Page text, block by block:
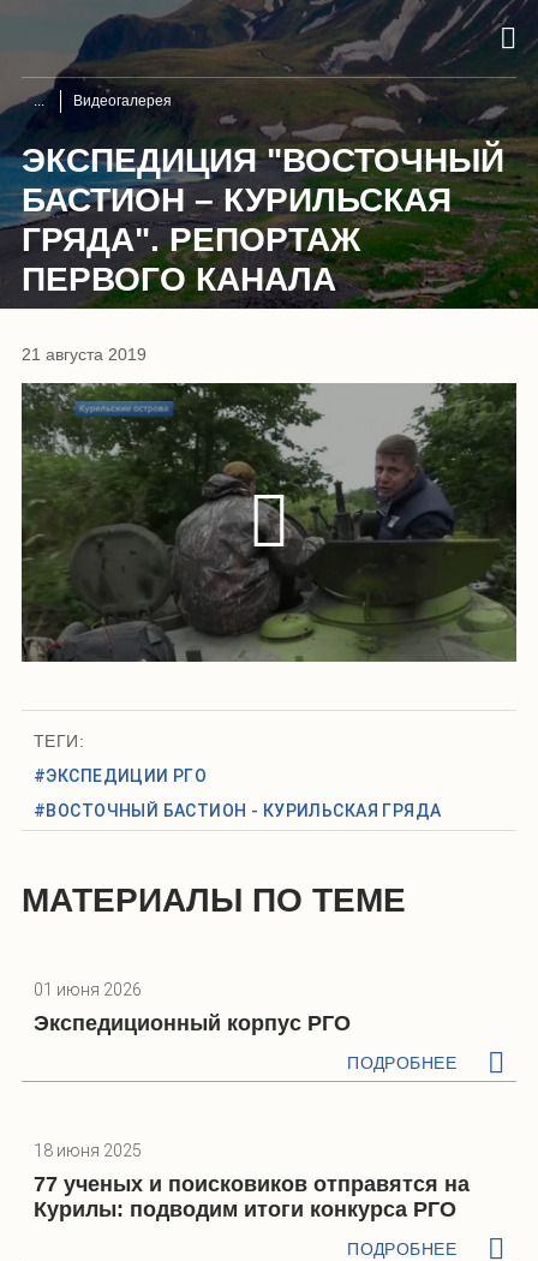
Видеогалерея
ЭКСПЕДИЦИЯ "ВОСТОЧНЫЙ
БАСТИОН – КУРИЛЬСКАЯ
ГРЯДА". РЕПОРТАЖ
ПЕРВОГО КАНАЛА
21 августа 2019
ТЕГИ:
#ЭКСПЕДИЦИИ РГО
#ВОСТОЧНЫЙ БАСТИОН - КУРИЛЬСКАЯ ГРЯДА
МАТЕРИАЛЫ ПО ТЕМЕ
01 июня 2026
Экспедиционный корпус РГО
ПОДРОБНЕЕ
18 июня 2025
77 ученых и поисковиков отправятся на
Курилы: подводим итоги конкурса РГО
ПОДРОБНЕЕ